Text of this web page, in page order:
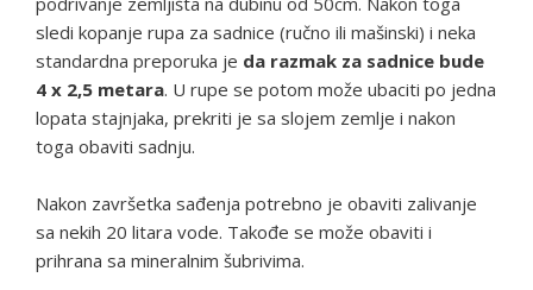
sledi kopanje rupa za sadnice (ručno ili mašinski) i neka
standardna preporuka je da razmak za sadnice bude
4 x 2,5 metara. U rupe se potom može ubaciti po jedna
lopata stajnjaka, prekriti je sa slojem zemlje i nakon
toga obaviti sadnju.
Nakon završetka sađenja potrebno je obaviti zalivanje
sa nekih 20 litara vode. Takođe se može obaviti i
prihrana sa mineralnim šubrivima.